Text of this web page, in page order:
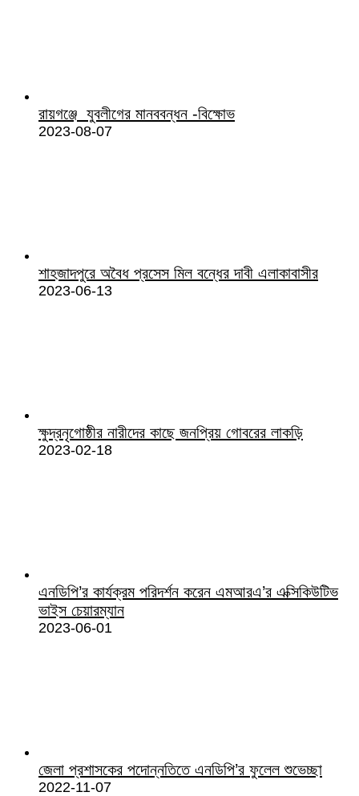
রায়গঞ্জে যুবলীগের মানববন্ধন -বিক্ষোভ
2023-08-07
শাহজাদপুরে অবৈধ প্রসেস মিল বন্ধের দাবী এলাকাবাসীর
2023-06-13
ক্ষুদ্রনৃগোষ্ঠীর নারীদের কাছে জনপ্রিয় গোবরের লাকড়ি
2023-02-18
এনডিপি’র কার্যক্রম পরিদর্শন করেন এমআরএ’র এক্সিকিউটিভ
ভাইস চেয়ারম্যান
2023-06-01
জেলা প্রশাসকের পদোন্নতিতে এনডিপি’র ফুলেল শুভেচ্ছা
2022-11-07